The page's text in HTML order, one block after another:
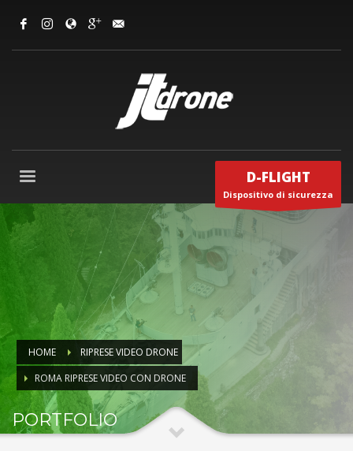
D-FLIGHT
Dispositivo di sicurezza
HOME
RIPRESE VIDEO DRONE
ROMA RIPRESE VIDEO CON DRONE
PORTFOLIO